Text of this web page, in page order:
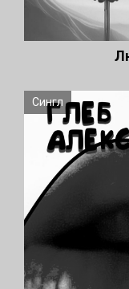
Сингл